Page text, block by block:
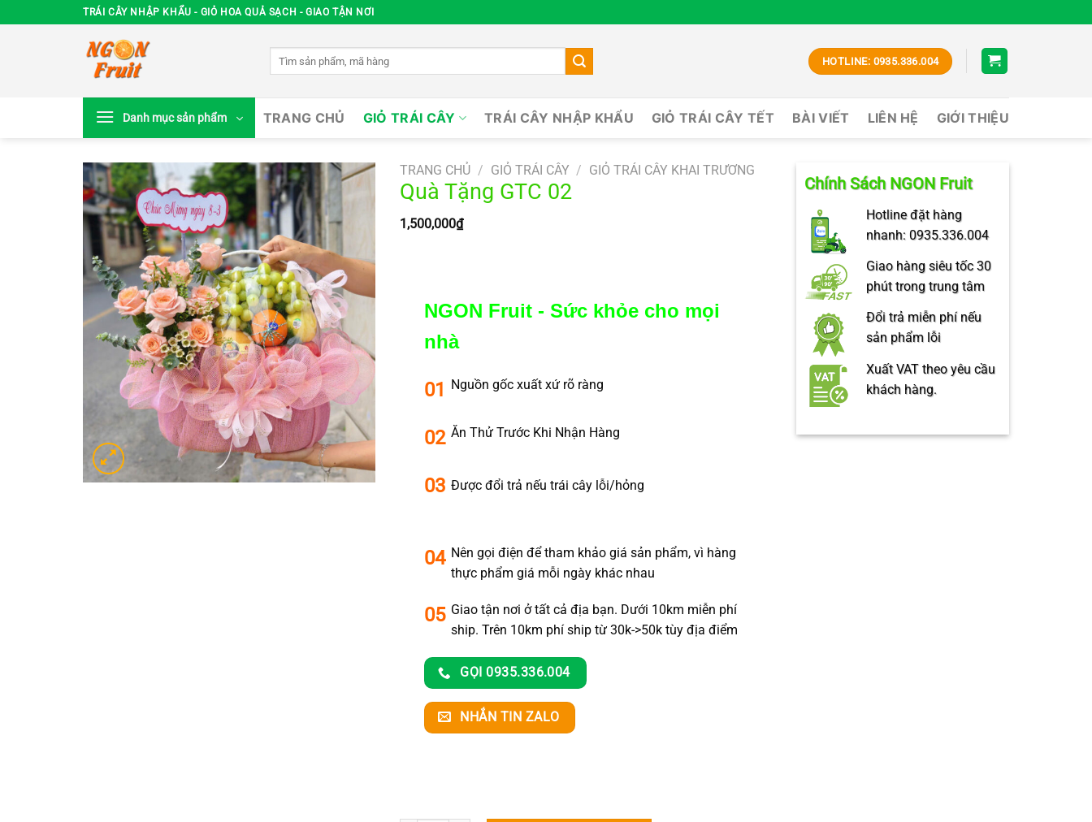
đến
TRÁI CÂY NHẬP KHẨU - GIỎ HOA QUẢ SẠCH - GIAO TẬN NƠI
HOTLINE: 0935.336.004
Danh mục sản phẩm TRANG CHỦ GIỎ TRÁI CÂY TRÁI CÂY NHẬP KHẨU GIỎ TRÁI CÂY TẾT BÀI VIẾT LIÊN HỆ GIỚI THIỆU
TRANG CHỦ / GIỎ TRÁI CÂY / GIỎ TRÁI CÂY KHAI TRƯƠNG
Quà Tặng GTC 02
1,500,000₫
NGON Fruit - Sức khỏe cho mọi
nhà
01 Nguồn gốc xuất xứ rõ ràng
02 Ăn Thử Trước Khi Nhận Hàng
03 Được đổi trả nếu trái cây lỗi/hỏng
04 Nên gọi điện để tham khảo giá sản phẩm, vì hàng
thực phẩm giá mỗi ngày khác nhau
05 Giao tận nơi ở tất cả địa bạn. Dưới 10km miễn phí
ship. Trên 10km phí ship từ 30k->50k tùy địa điểm
GỌI 0935.336.004
NHẮN TIN ZALO
Chính Sách NGON Fruit
Hotline đặt hàng
nhanh: 0935.336.004
Giao hàng siêu tốc 30
phút trong trung tâm
Đổi trả miễn phí nếu
sản phẩm lỗi
Xuất VAT theo yêu cầu
khách hàng.